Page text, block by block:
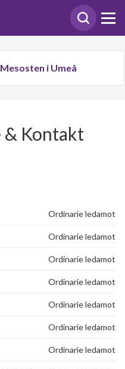
i Umeå
& Kontakt
Ordinarie ledamot
Ordinarie ledamot
Ordinarie ledamot
Ordinarie ledamot
Ordinarie ledamot
Ordinarie ledamot
Ordinarie ledamot